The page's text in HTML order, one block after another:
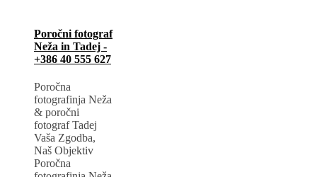
Poročni fotograf
Neža in Tadej -
+386 40 555 627
Poročna
fotografinja Neža
& poročni
fotograf Tadej
Vaša Zgodba,
Naš Objektiv
Poročna